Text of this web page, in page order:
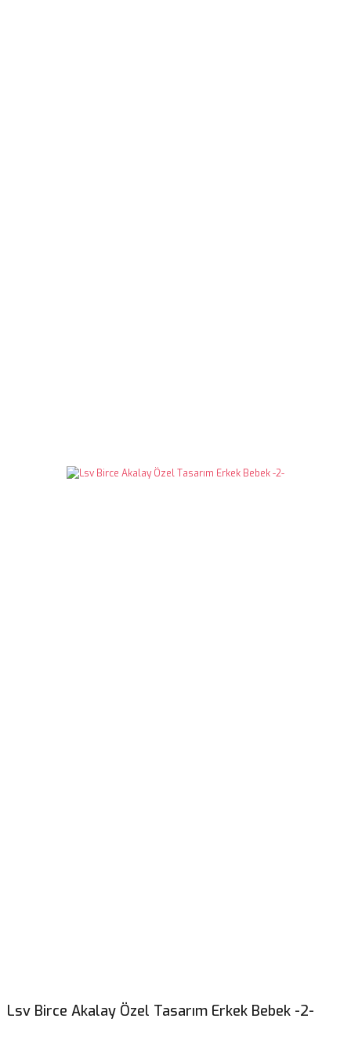
Lsv Birce Akalay Özel Tasarım Erkek Bebek -2-